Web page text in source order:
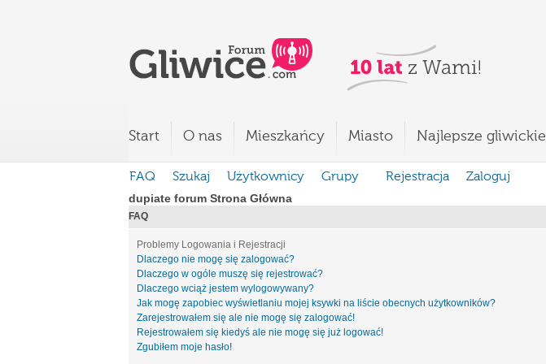
Start O nas Mieszkańcy Miasto Najlepsze gliwickie
FAQ Szukaj Użytkownicy Grupy Rejestracja
Zaloguj
dupiate forum Strona Główna
FAQ
Problemy Logowania i Rejestracji
Dlaczego nie mogę się zalogować?
Dlaczego w ogóle muszę się rejestrować?
Dlaczego wciąż jestem wylogowywany?
Jak mogę zapobiec wyświetlaniu mojej ksywki na liście obecnych użytkowników?
Zarejestrowałem się ale nie mogę się zalogować!
Rejestrowałem się kiedyś ale nie mogę się już logować!
Zgubiłem moje hasło!